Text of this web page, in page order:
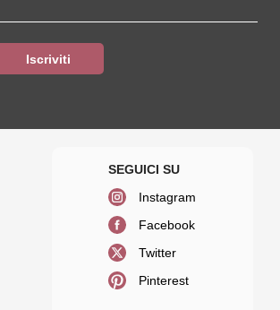
Instagram
Facebook
Twitter
Pinterest